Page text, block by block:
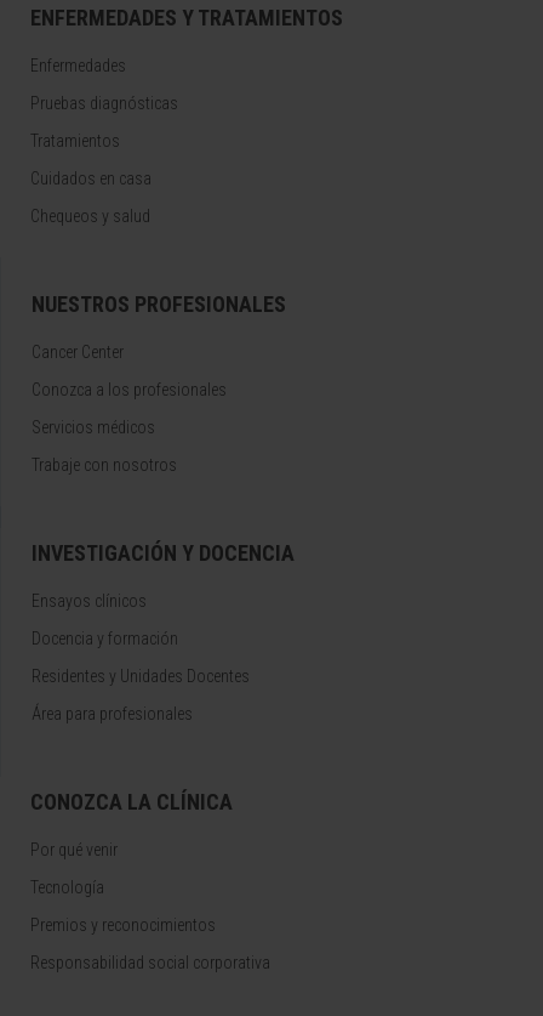
ENFERMEDADES Y TRATAMIENTOS
Enfermedades
Pruebas diagnósticas
Tratamientos
Cuidados en casa
Chequeos y salud
NUESTROS PROFESIONALES
Cancer Center
Conozca a los profesionales
Servicios médicos
Trabaje con nosotros
INVESTIGACIÓN Y DOCENCIA
Ensayos clínicos
Docencia y formación
Residentes y Unidades Docentes
Área para profesionales
CONOZCA LA CLÍNICA
Por qué venir
Tecnología
Premios y reconocimientos
Responsabilidad social corporativa